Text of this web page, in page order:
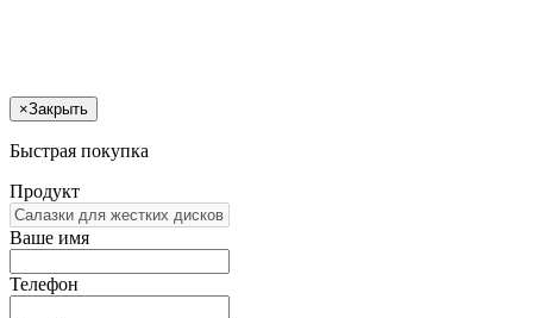
×Закрыть
Быстрая покупка
Продукт
Ваше имя
Телефон